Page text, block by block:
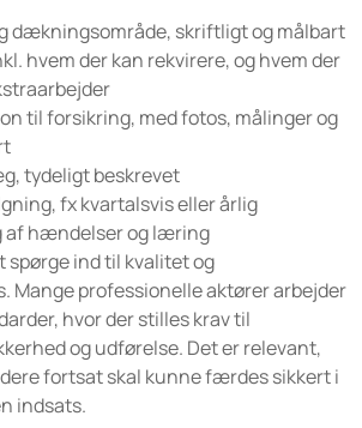
dækningsområde, skriftligt og målbart
hvem der kan rekvirere, og hvem der
til forsikring, med fotos, målinger og
tydeligt beskrevet
fx kvartalsvis eller årlig
af hændelser og læring
spørge ind til kvalitet og
Mange professionelle aktører arbejder
hvor der stilles krav til
og udførelse. Det er relevant,
fortsat skal kunne færdes sikkert i
indsats.